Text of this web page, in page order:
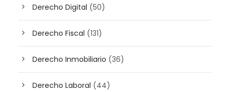
Derecho Digital (50)
Derecho Fiscal (131)
Derecho Inmobiliario (36)
Derecho Laboral (44)